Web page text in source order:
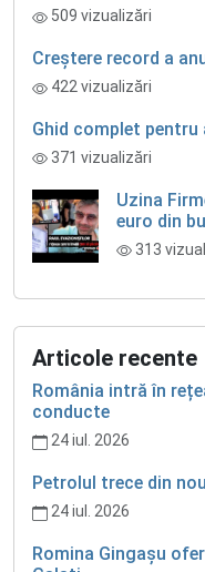
509 vizualizări
Creștere record a
422 vizualizări
Ghid complet
371 vizualizări
Uzina
euro din
313
Articole recente
România intră în
conducte
24 iul. 2026
Petrolul trece din
24 iul. 2026
Romina Gingașu